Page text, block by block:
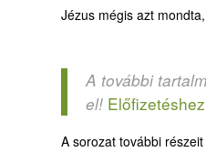
Jézus mégis azt
A további
el!
A sorozat további